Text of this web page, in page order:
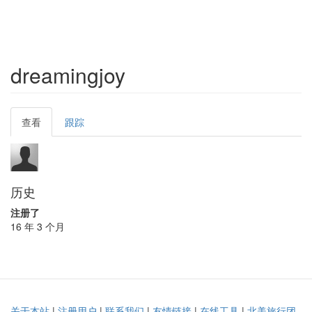
dreamingjoy
Primary
tabs
查看 (active
tab)
跟踪
历史
注册了
16 年 3 个月